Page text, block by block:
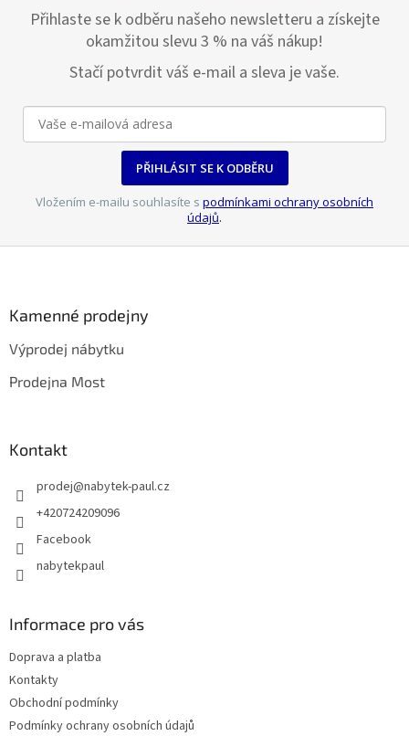
Přihlaste se k odběru našeho newsletteru a získejte
okamžitou slevu 3 % na váš nákup!
Stačí potvrdit váš e-mail a sleva je vaše.
PŘIHLÁSIT SE K ODBĚRU
Vložením e-mailu souhlasíte s podmínkami ochrany osobních
údajů.
Kamenné prodejny
Výprodej nábytku
Prodejna Most
Kontakt
prodej@nabytek-paul.cz
+420724209096
Facebook
nabytekpaul
Informace pro vás
Doprava a platba
Kontakty
Obchodní podmínky
Podmínky ochrany osobních údajů